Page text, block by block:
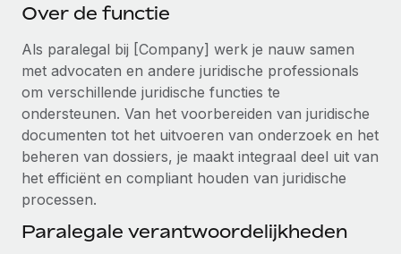
Blijf compliance-risico's voor
Apparaatbeheer
Lever en track wereldwijd IT-middelen
Entiteiten oprichten
Stel snel compliant entiteiten op
Plaats werknemers moeiteloos over
BLOG
Global Payroll
EOR en PEO
Contractor Management
Naar de blog
Over de functie
Als paralegal bij [Company] werk je nauw samen
met advocaten en andere juridische professionals
om verschillende juridische functies te
ondersteunen. Van het voorbereiden van juridische
documenten tot het uitvoeren van onderzoek en het
beheren van dossiers, je maakt integraal deel uit van
het efficiënt en compliant houden van juridische
processen.
Paralegale verantwoordelijkheden